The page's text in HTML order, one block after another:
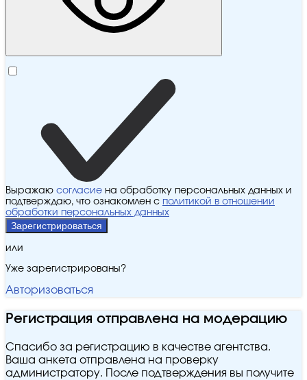
Выражаю согласие на обработку персональных данных и
подтверждаю, что ознакомлен с политикой в отношении
обработки персональных данных
Зарегистрироваться
или
Уже зарегистрированы?
Авторизоваться
Регистрация отправлена на модерацию
Спасибо за регистрацию в качестве агентства.
Ваша анкета отправлена на проверку
администратору. После подтверждения вы получите